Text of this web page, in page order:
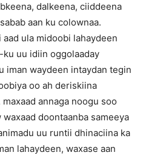
dalkeena, ciiddeena
aan ku colownaa.
ula midoobi lahaydeen
uu idiin oggolaaday
iman waydeen intaydan tegin
oo ah deriskiina
annaga noogu soo
doontaanba sameeya
uu runtii dhinaciina ka
lahaydeen, waxase aan